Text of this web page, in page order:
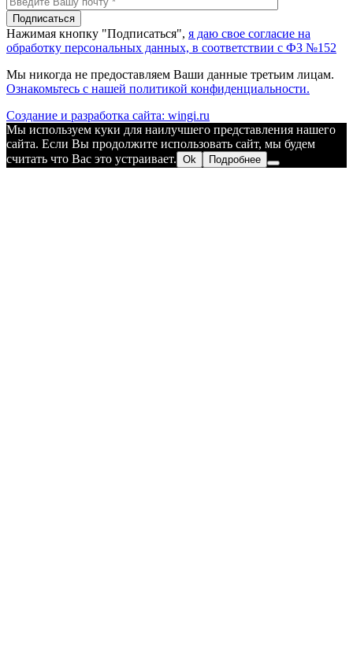
Нажимая кнопку "Подписаться", я даю свое согласие на
обработку персональных данных, в соответствии с ФЗ №152
Мы никогда не предоставляем Ваши данные третьим лицам.
Ознакомьтесь с нашей политикой конфиденциальности.
Создание и разработка сайта: wingi.ru
Мы используем куки для наилучшего представления нашего
сайта. Если Вы продолжите использовать сайт, мы будем
считать что Вас это устраивает. Ok Подробнее